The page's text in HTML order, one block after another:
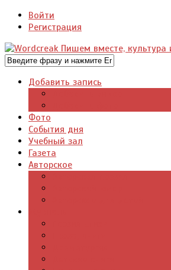
Войти
Регистрация
Добавить запись
Фото
События дня
Учебный зал
Газета
Авторское